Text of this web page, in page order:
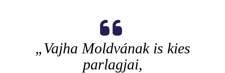
„Vajha Moldvának is kies
parlagjai,